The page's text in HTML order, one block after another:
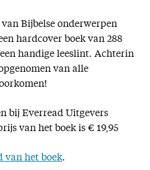
Bijbelse onderwerpen
hardcover boek van 288
handige leeslint. Achterin
van alle
bij Everread Uitgevers
van het boek is € 19,95
van het boek.